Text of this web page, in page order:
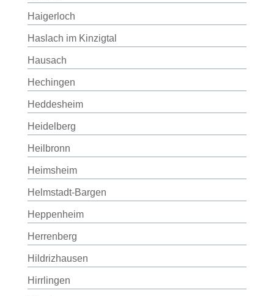
Haigerloch
Haslach im Kinzigtal
Hausach
Hechingen
Heddesheim
Heidelberg
Heilbronn
Heimsheim
Helmstadt-Bargen
Heppenheim
Herrenberg
Hildrizhausen
Hirrlingen